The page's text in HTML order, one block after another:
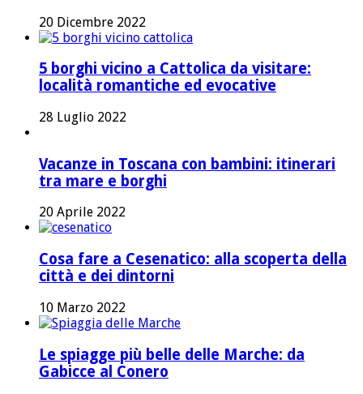
20 Dicembre 2022
5 borghi vicino a Cattolica da visitare:
località romantiche ed evocative
28 Luglio 2022
Vacanze in Toscana con bambini: itinerari
tra mare e borghi
20 Aprile 2022
Cosa fare a Cesenatico: alla scoperta della
città e dei dintorni
10 Marzo 2022
Le spiagge più belle delle Marche: da
Gabicce al Conero